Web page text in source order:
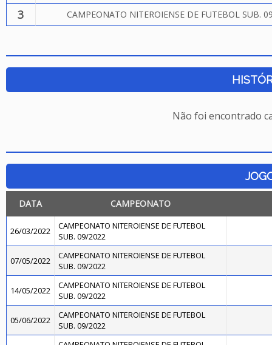
3 CAMPEONATO NITEROIENSE DE FUTEBOL SUB.
Não foi encontrado
DATA CAMPEONATO
26/03/2022
CAMPEONATO NITEROIENSE DE FUTEBOL
SUB. 09/2022
07/05/2022
CAMPEONATO NITEROIENSE DE FUTEBOL
SUB. 09/2022
14/05/2022
CAMPEONATO NITEROIENSE DE FUTEBOL
SUB. 09/2022
05/06/2022
CAMPEONATO NITEROIENSE DE FUTEBOL
SUB. 09/2022